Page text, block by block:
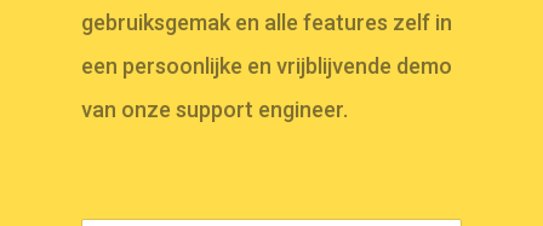
gebruiksgemak en alle features zelf in
een persoonlijke en vrijblijvende demo
van onze support engineer.